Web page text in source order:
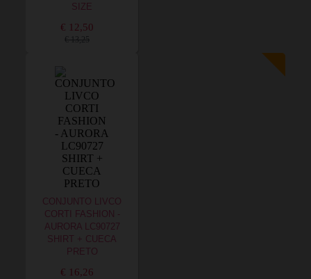
SIZE
€ 12,50
€ 13,25
CONJUNTO LIVCO
CORTI FASHION -
AURORA LC90727
SHIRT + CUECA
PRETO
€ 16,26